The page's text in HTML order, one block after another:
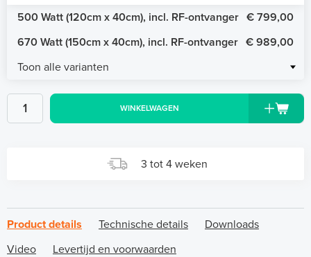
500 Watt (120cm x 40cm), incl. RF-ontvanger € 799,00
670 Watt (150cm x 40cm), incl. RF-ontvanger € 989,00
Toon alle varianten
WINKELWAGEN
3 tot 4 weken
Product details Technische details
Downloads
Video
Levertijd en voorwaarden